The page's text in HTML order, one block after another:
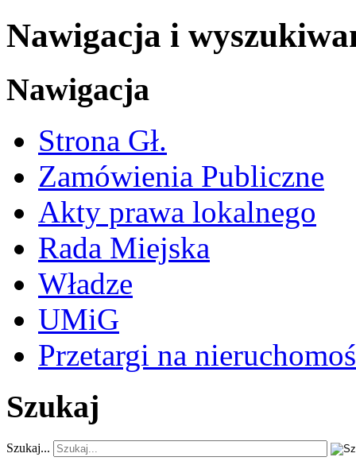
Nawigacja i
Nawigacja
Strona Gł.
Zamówienia Publiczne
Akty prawa lokalnego
Rada Miejska
Władze
UMiG
Przetargi na
Szukaj
Szukaj...